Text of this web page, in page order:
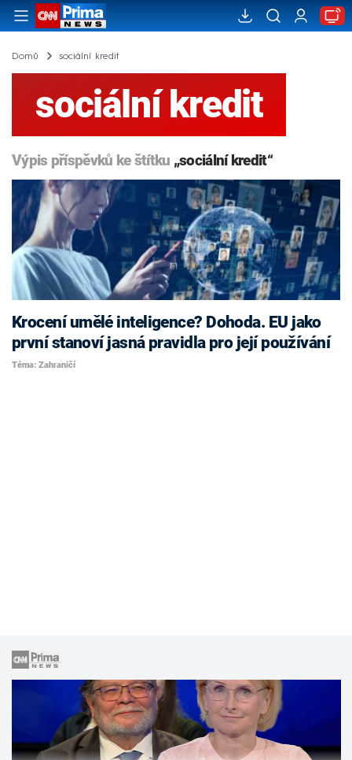
Domů sociální kredit
sociální kredit
Výpis příspěvků ke štítku „sociální kredit“
Krocení umělé inteligence? Dohoda. EU jako
první stanoví jasná pravidla pro její používání
Téma: Zahraničí